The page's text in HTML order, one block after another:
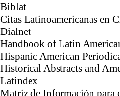
Biblat
Citas Latinoamericanas en
Dialnet
Handbook of Latin
Hispanic American
Historical Abstracts and
Latindex
Matriz de Información para